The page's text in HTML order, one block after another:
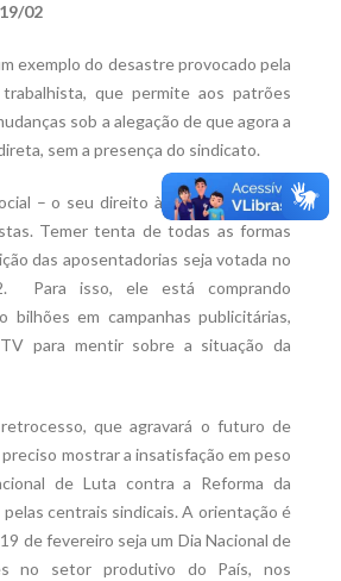
02
exemplo do desastre provocado pela
que permite aos patrões
sob a alegação de que agora a
sem a presença do sindicato.
– o seu direito à aposentadoria –
Temer tenta de todas as formas
das aposentadorias seja votada no
Para isso, ele está comprando
bilhões em campanhas publicitárias,
para mentir sobre a situação da
que agravará o futuro de
mostrar a insatisfação em peso
de Luta contra a Reforma da
pelas centrais sindicais. A orientação é
de fevereiro seja um Dia Nacional de
no setor produtivo do País, nos